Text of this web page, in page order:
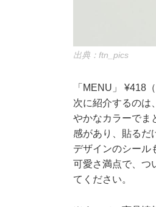
出典：ftn_pics
「MENU」 ¥418
次に紹介するのは
やかなカラーでま
感があり、貼るだ
デザインのシール
可愛さ満点で、つ
てください。